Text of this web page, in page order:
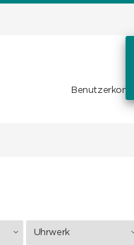
Benutzerkonto
Uhrwerk